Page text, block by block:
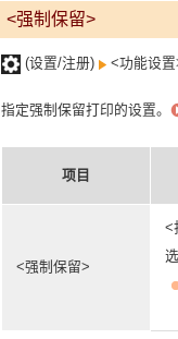
<强制保留>
(设置/注册) <功能设置
指定强制保留打印的设置。
项目
<强制保留>
<